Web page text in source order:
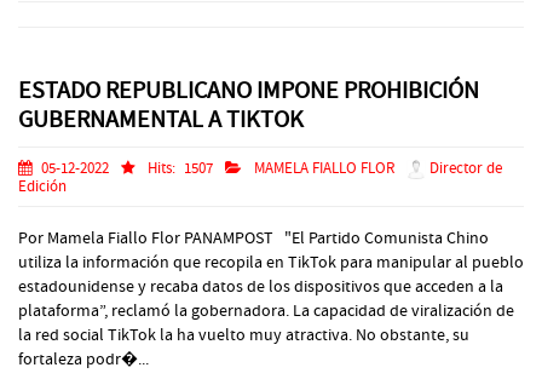
ESTADO REPUBLICANO IMPONE PROHIBICIÓN
GUBERNAMENTAL A TIKTOK
05-12-2022 Hits: 1507 MAMELA FIALLO FLOR
Director de
Edición
Por Mamela Fiallo Flor PANAMPOST "El Partido Comunista Chino
utiliza la información que recopila en TikTok para manipular al pueblo
estadounidense y recaba datos de los dispositivos que acceden a la
plataforma”, reclamó la gobernadora. La capacidad de viralización de
la red social TikTok la ha vuelto muy atractiva. No obstante, su
fortaleza podr�...